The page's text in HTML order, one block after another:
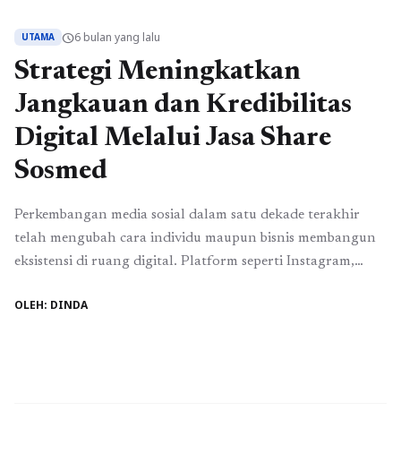
UTAMA schedule6 bulan yang lalu
Strategi Meningkatkan
Jangkauan dan Kredibilitas
Digital Melalui Jasa Share
Sosmed
Perkembangan media sosial dalam satu dekade terakhir
telah mengubah cara individu maupun bisnis membangun
eksistensi di ruang digital. Platform seperti Instagram,
berbagi cerita, melainkan menjadi kanal utama untuk
OLEH: DINDA